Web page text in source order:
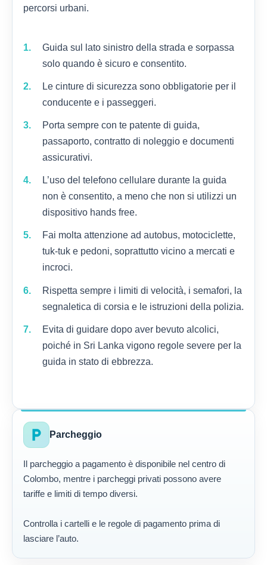
percorsi urbani.
Guida sul lato sinistro della strada e sorpassa
solo quando è sicuro e consentito.
Le cinture di sicurezza sono obbligatorie per il
conducente e i passeggeri.
Porta sempre con te patente di guida,
passaporto, contratto di noleggio e documenti
assicurativi.
L’uso del telefono cellulare durante la guida
non è consentito, a meno che non si utilizzi un
dispositivo hands free.
Fai molta attenzione ad autobus, motociclette,
tuk-tuk e pedoni, soprattutto vicino a mercati e
incroci.
Rispetta sempre i limiti di velocità, i semafori, la
segnaletica di corsia e le istruzioni della polizia.
Evita di guidare dopo aver bevuto alcolici,
poiché in Sri Lanka vigono regole severe per la
guida in stato di ebbrezza.
local_parking Parcheggio
Il parcheggio a pagamento è disponibile nel centro di
Colombo, mentre i parcheggi privati possono avere
tariffe e limiti di tempo diversi.
Controlla i cartelli e le regole di pagamento prima di
lasciare l’auto.